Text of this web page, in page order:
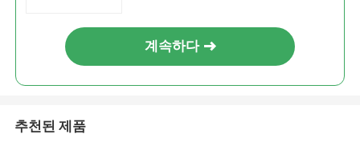
계속하다
추천된 제품